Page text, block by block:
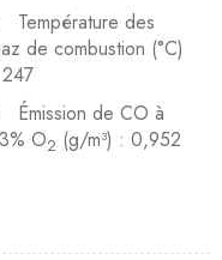
Température des
de combustion (°C)
Émission de CO à
O2 (g/m³) : 0,952